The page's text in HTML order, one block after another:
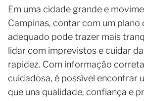
Em uma cidade grande e
Campinas, contar com um plano
adequado pode trazer mais
lidar com imprevistos e cuidar
rapidez. Com informação
cuidadosa, é possível encontrar
que una qualidade, confiança e